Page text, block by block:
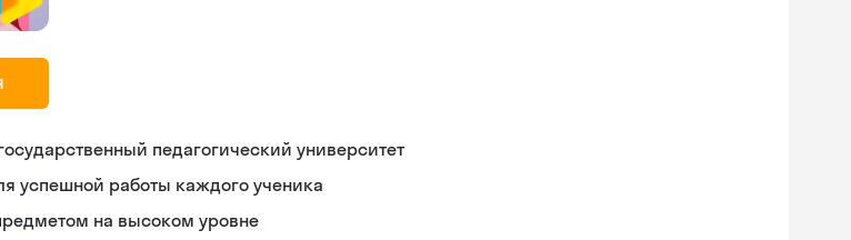
педагогический университет
успешной работы каждого ученика
на высоком уровне